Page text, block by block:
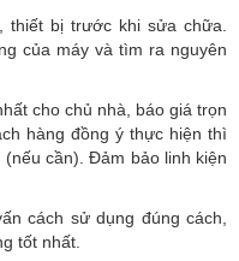
thiết bị trước khi sửa chữa.
của máy và tìm ra nguyên
cho chủ nhà, báo giá trọn
hàng đồng ý thực hiện thì
cần). Đảm bảo linh kiện
cách sử dụng đúng cách,
tốt nhất.